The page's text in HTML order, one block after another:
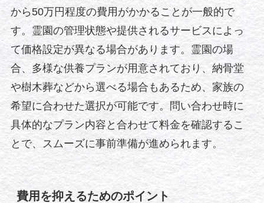
から50万円程度の費用がかかることが一般的で
す。霊園の管理状態や提供されるサービスによっ
て価格設定が異なる場合があります。霊園の場
合、多様な供養プランが用意されており、納骨堂
や樹木葬などから選べる場合もあるため、家族の
希望に合わせた選択が可能です。問い合わせ時に
具体的なプラン内容と合わせて料金を確認するこ
とで、スムーズに事前準備が進められます。
費用を抑えるためのポイント